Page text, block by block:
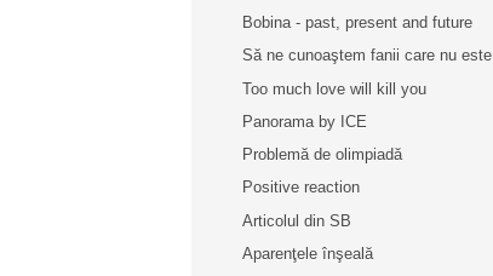
Bobina - past, present and future
Să ne cunoaştem fanii care nu este
Too much love will kill you
Panorama by ICE
Problemă de olimpiadă
Positive reaction
Articolul din SB
Aparenţele înşeală